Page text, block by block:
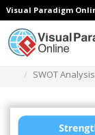
Visual Paradigm
SWOT